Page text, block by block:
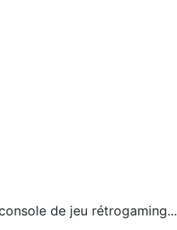
de jeu rétrogaming...